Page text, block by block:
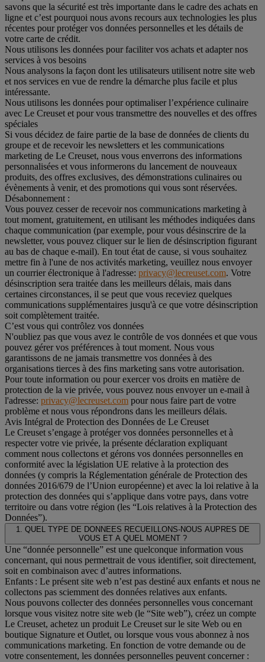
savons que la sécurité est très importante dans le cadre des achats en
ligne et c’est pourquoi nous avons recours aux technologies les plus
récentes pour protéger vos données personnelles et les détails de
votre carte de crédit.
Nous utilisons les données pour faciliter vos achats et adapter nos
services à vos besoins
Nous analysons la façon dont les utilisateurs utilisent notre site web
et nos services en vue de rendre la démarche plus facile et plus
intéressante.
Nous utilisons les données pour optimaliser l’expérience culinaire
avec Le Creuset et pour vous transmettre des nouvelles et des offres
spéciales
Si vous décidez de faire partie de la base de données de clients du
groupe et de recevoir les newsletters et les communications
marketing de Le Creuset, nous vous enverrons des informations
personnalisées et vous informerons du lancement de nouveaux
produits, des offres exclusives, des démonstrations culinaires ou
évènements à venir, et des promotions qui vous sont réservées.
Désabonnement :
Vous pouvez cesser de recevoir nos communications marketing à
tout moment, gratuitement, en utilisant les méthodes indiquées dans
chaque communication (par exemple, pour vous désinscrire de la
newsletter, vous pouvez cliquer sur le lien de désinscription figurant
au bas de chaque e-mail). En tout état de cause, si vous souhaitez
mettre fin à l'une de nos activités marketing, veuillez nous envoyer
un courrier électronique à l'adresse: privacy@lecreuset.com. Votre
désinscription sera traitée dans les meilleurs délais, mais dans
certaines circonstances, il se peut que vous receviez quelques
communications supplémentaires jusqu'à ce que votre désinscription
soit complètement traitée.
C’est vous qui contrôlez vos données
N'oubliez pas que vous avez le contrôle de vos données et que vous
pouvez gérer vos préférences à tout moment. Nous vous
garantissons de ne jamais transmettre vos données à des
organisations tierces à des fins marketing sans votre autorisation.
Pour toute information ou pour exercer vos droits en matière de
protection de la vie privée, vous pouvez nous envoyer un e-mail à
l'adresse: privacy@lecreuset.com pour nous faire part de votre
problème et nous vous répondrons dans les meilleurs délais.
Avis Intégral de Protection des Données de Le Creuset
Le Creuset s’engage à protéger vos données personnelles et à
respecter votre vie privée, la présente déclaration expliquant
comment nous collectons et gérons vos données personnelles en
conformité avec la législation UE relative à la protection des
données (y compris la Réglementation générale de Protection des
données 2016/679 de l’Union européenne) et avec la loi relative à la
protection des données qui s’applique dans votre pays, dans votre
territoire ou dans votre région (les “Lois relatives à la Protection des
Données”).
1. QUEL TYPE DE DONNEES RECUEILLONS-NOUS AUPRES DE
VOUS ET A QUEL MOMENT ?
Une “donnée personnelle” est une quelconque information vous
concernant, qui nous permettrait de vous identifier, soit directement,
soit en combinaison avec d’autres informations.
Enfants : Le présent site web n’est pas destiné aux enfants et nous ne
collectons pas sciemment des données relatives aux enfants.
Nous pouvons collecter des données personnelles vous concernant
lorsque vous visitez notre site web (le “Site web”), créez un compte
Le Creuset, achetez un produit Le Creuset sur le site Web ou en
boutique Signature et Outlet, ou lorsque vous vous abonnez à nos
communications marketing. En fonction de votre demande ou de
votre consentement, les données personnelles peuvent concerner :